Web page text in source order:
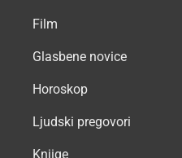
Film
Glasbene novice
Horoskop
Ljudski pregovori
Knjige